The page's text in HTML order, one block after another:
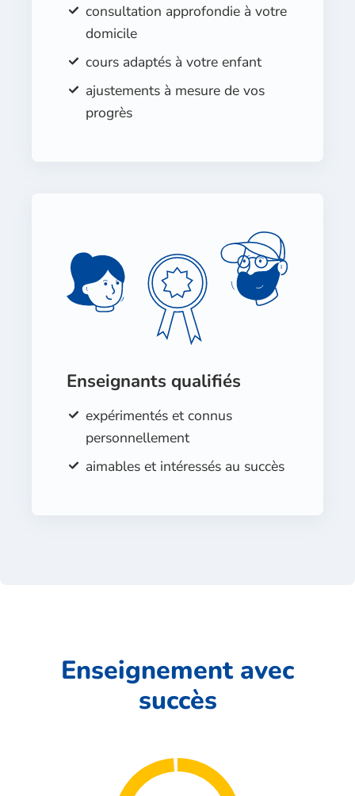
consultation approfondie à votre
domicile
cours adaptés à votre enfant
ajustements à mesure de vos
progrès
Enseignants qualifiés
expérimentés et connus
personnellement
aimables et intéressés au succès
Enseignement avec
succès